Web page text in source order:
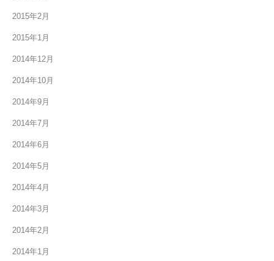
2015年2月
2015年1月
2014年12月
2014年10月
2014年9月
2014年7月
2014年6月
2014年5月
2014年4月
2014年3月
2014年2月
2014年1月